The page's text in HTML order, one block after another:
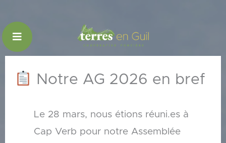
Aller
au
Notre AG 2026 en bref
Le 28 mars, nous étions réuni.es à
Cap Verb pour notre Assemblée